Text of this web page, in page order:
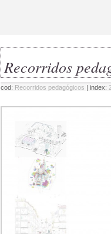
Recorridos
cod: Recorridos pedagógicos | index: